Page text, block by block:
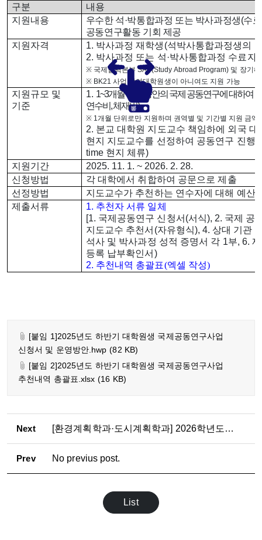
구분
내용
지원내용
우수한 석 ·박통합과정 또는 박사과정생(수
공동연구활동 기회 제공
지원자격
1. 박사과정 재학생 (석박사통합과정생의
2. 박사과정 또는 석 ·박사통합과정 수료자
※ 국제협력본부SAP(Study Abroad Program) 및 장기
※ BK21 사업 참여대학원생이 아니여도 지원 가능
지원규모 및
기준
1. 1~3개월 기간동안의 국제 공동연구에 대하여
연수비 ,체재비)
※ 1개월 단위로만 지원하며 권역별 및 기간별 지원 금액
2. 본교 대학원 지도교수 책임하에 외국
현지 지도교수를 선정하여 공동연구 진행
time 현지 체류)
지원기간
2025. 11. 1. ~ 2026. 2. 28.
신청방법
각 대학에서 취합하여 공문으로 제출
선정방법
지도교수가 추천하는 연수자에 대해 예산
제출서류
1. 추천자 서류 일체
[1. 국제공동연구 신청서 (서식), 2. 국제 공
지도교수 추천서 (자유형식), 4. 상대 기관
석사 및 박사과정 성적 증명서 각 1부, 6.
등록 납부확인서 )
2. 추천내역 총괄표(엑셀 작성)
[붙임 1]2025년도 하반기 대학원생 국제공동연구사업
신청서 및 운영방안.hwp (82 KB)
[붙임 2]2025년도 하반기 대학원생 국제공동연구사업
추천내역 총괄표.xlsx (16 KB)
Next [환경계획학과·도시계획학과] 2026학년도 2학기
Prev No previus post.
List